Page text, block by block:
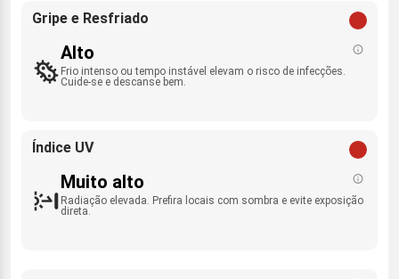
Gripe e Resfriado
Alto
Frio intenso ou tempo instável elevam o risco de infecções.
Cuide-se e descanse bem.
Índice UV
Muito alto
Radiação elevada. Prefira locais com sombra e evite exposição
direta.